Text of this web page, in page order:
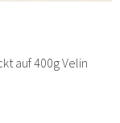
auf 400g Velin